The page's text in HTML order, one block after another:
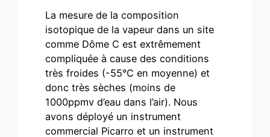
La mesure de la composition
isotopique de la vapeur dans un site
comme Dôme C est extrêmement
compliquée à cause des conditions
très froides (-55°C en moyenne) et
donc très sèches (moins de
1000ppmv d’eau dans l’air). Nous
avons déployé un instrument
commercial Picarro et un instrument